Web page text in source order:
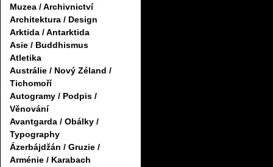
Muzea / Archivnictví
Architektura / Design
Arktida / Antarktida
Asie / Buddhismus
Atletika
Austrálie / Nový Zéland /
Tichomoří
Autogramy / Podpis /
Věnování
Avantgarda / Obálky /
Typography
Ázerbájdžán / Gruzie /
Arménie / Karabach